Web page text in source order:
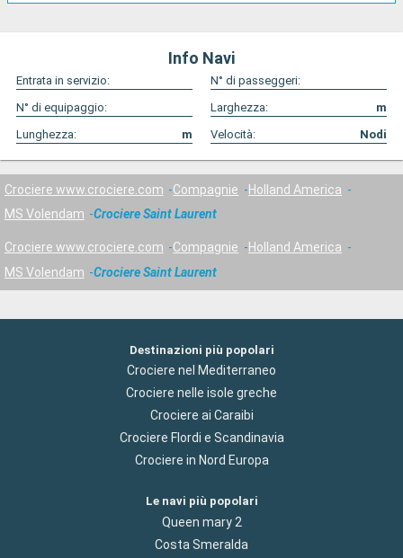
Info Navi
Entrata in servizio:
N° di passeggeri:
N° di equipaggio:
Larghezza:
m
Lunghezza:
m Velocità: Nodi
Crociere www.crociere.com Compagnie
Holland America
MS Volendam
Crociere Saint Laurent
Crociere www.crociere.com Compagnie
Holland America
MS Volendam
Crociere Saint Laurent
Destinazioni più popolari
Crociere nel Mediterraneo
Crociere nelle isole greche
Crociere ai Caraibi
Crociere Flordi e Scandinavia
Crociere in Nord Europa
Le navi più popolari
Queen mary 2
Costa Smeralda